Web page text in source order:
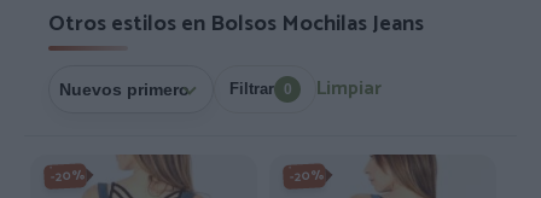
Otros estilos en Bolsos Mochilas Jeans
Filtrar 0 Limpiar
-20% -20%